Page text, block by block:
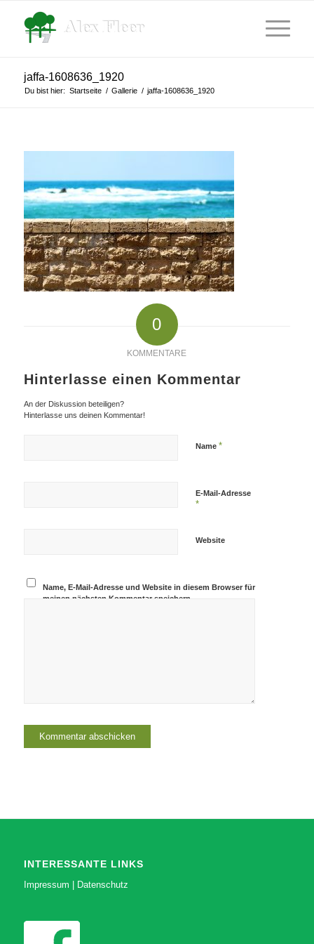
jaffa-1608636_1920
Du bist hier: Startseite / Gallerie / jaffa-1608636_1920
0
KOMMENTARE
Hinterlasse einen Kommentar
An der Diskussion beteiligen?
Hinterlasse uns deinen Kommentar!
Name *
E-Mail-Adresse
*
Website
Name, E-Mail-Adresse und Website in diesem Browser für
meinen nächsten Kommentar speichern.
INTERESSANTE LINKS
Impressum Datenschutz